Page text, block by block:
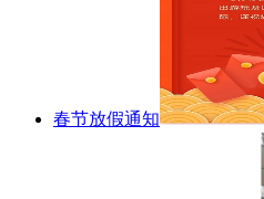
春节放假通知